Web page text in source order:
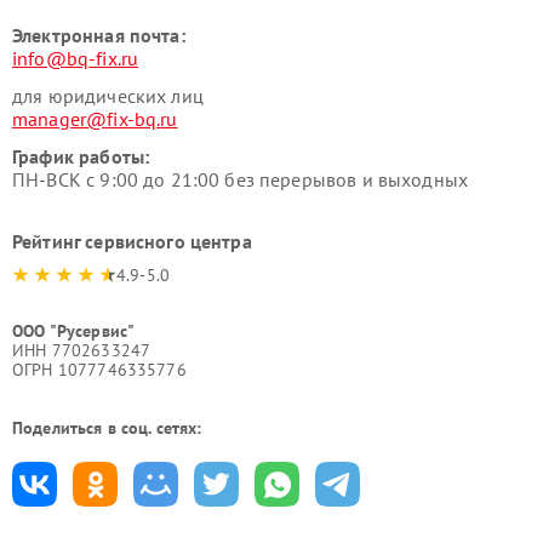
Электронная почта:
info@bq-fix.ru
для юридических лиц
manager@fix-bq.ru
График работы:
ПН-ВСК с 9:00 до 21:00 без перерывов и выходных
Рейтинг сервисного центра
4.9-5.0
ООО "Русервис"
ИНН 7702633247
ОГРН 1077746335776
Поделиться в соц. сетях: